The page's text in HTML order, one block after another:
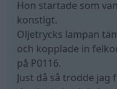
Hon startade som
konstigt.
Oljetrycks lampan
och kopplade in
på P0116.
Just då så trodde jag